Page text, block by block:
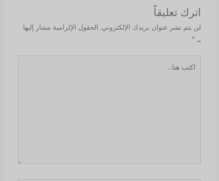
اترك تعليقاً
لن يتم نشر عنوان بريدك الإلكتروني. الحقول الإلزامية مشار إليها
بـ *